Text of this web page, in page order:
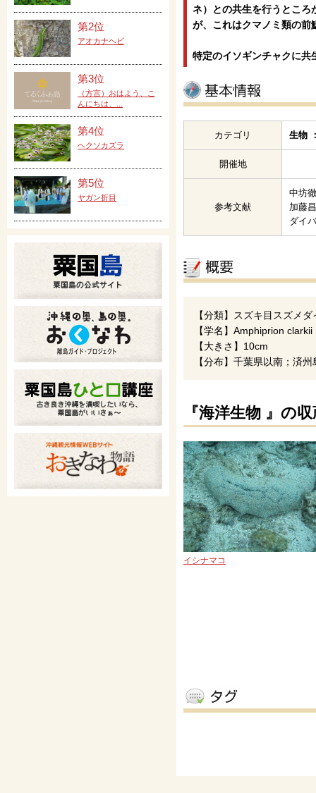
ネ）との共生を行うところ
が、これはクマノミ類の前
特定のイソギンチャクに共
カテゴリ 生物
開催地
参考文献
中坊
加藤
ダイ
【分類】スズキ目スズメ
【学名】Amphiprion clarkii
【大きさ】10cm
【分布】千葉県以南；済
『海洋生物 』の
イシナマコ
第2位
アオカナヘビ
第3位
（方言）おはよう、こ
んにちは、...
第4位
ヘクソカズラ
第5位
ヤガン折目